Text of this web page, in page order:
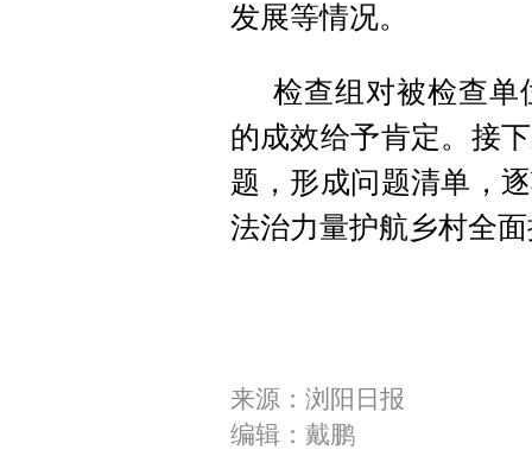
发展等情况。
检查组对被检查单
的成效给予肯定。接
题，形成问题清单，
法治力量护航乡村全
来源：浏阳日报
编辑：戴鹏